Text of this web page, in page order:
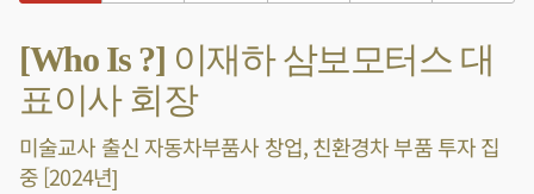
[Who Is ?] 이재하 삼보모터스 대
표이사 회장
미술교사 출신 자동차부품사 창업, 친환경차 부품 투자 집
중 [2024년]